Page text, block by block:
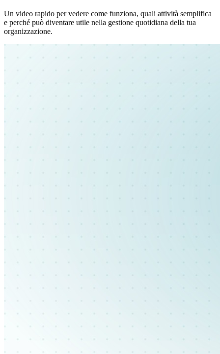
Un video rapido per vedere come funziona, quali attività semplifica
e perché può diventare utile nella gestione quotidiana della tua
organizzazione.